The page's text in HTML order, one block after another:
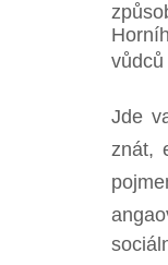
vůdců
Jde
znát,